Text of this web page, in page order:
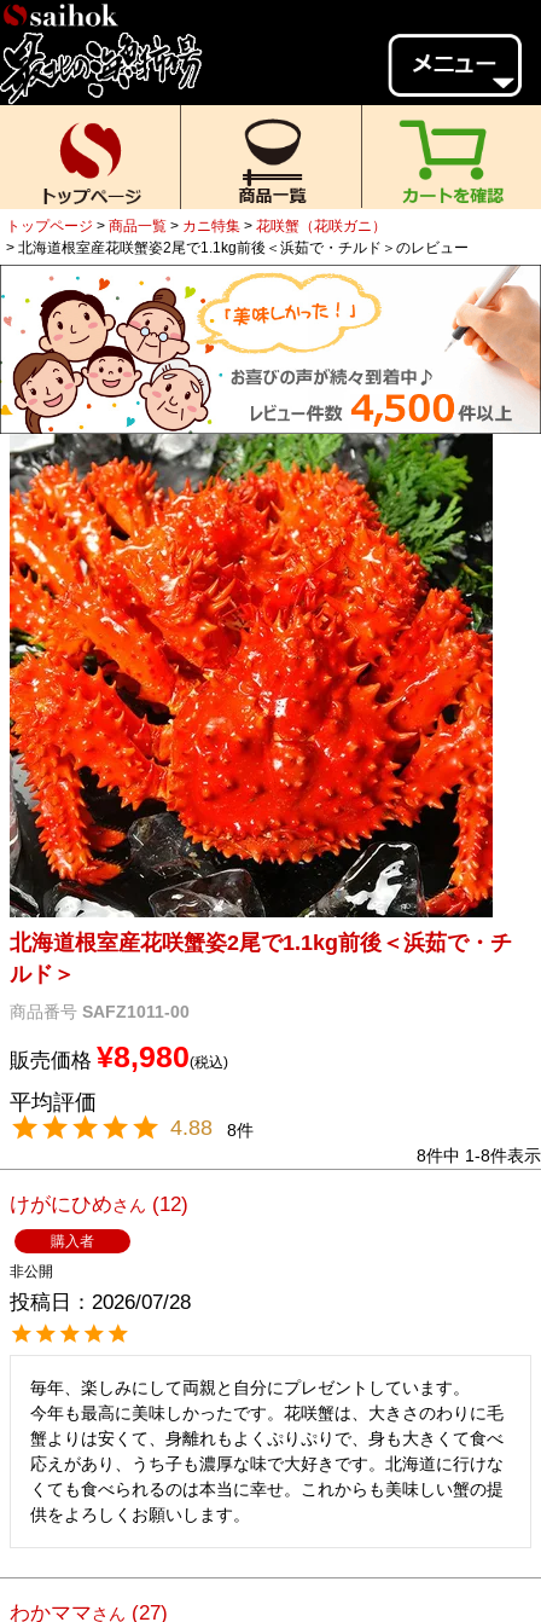
会員様メニュー
ゲスト
様、
いらっしゃいませ。
ご来店ありがとうございます。
新規会員登録 ログイン
MYページ MYクーポン
ポイント履歴
レビュー投稿 閲覧履歴
当店について
初めての方へ 送料・お支払い
返品について ご利用ガイド
メルマガ登録 お問合せ
特定商取引法表示 個人情報の取扱い
トップページ 商品一覧 カニ特集
花咲蟹（花咲ガニ）
北海道根室産花咲蟹姿2尾で1.1kg前後＜浜茹で・チルド＞のレビュー
北海道根室産花咲蟹姿2尾で1.1kg前後＜浜茹で・チ
ルド＞
商品番号 SAFZ1011-00
販売価格 ¥8,980 税込
4.88
8
8件中 1-8件表示
けがにひめ 12
購入者
非公開
投稿日 2026/07/28
毎年、楽しみにして両親と自分にプレゼントしています。
今年も最高に美味しかったです。花咲蟹は、大きさのわりに毛
蟹よりは安くて、身離れもよくぷりぷりで、身も大きくて食べ
応えがあり、うち子も濃厚な味で大好きです。北海道に行けな
くても食べられるのは本当に幸せ。これからも美味しい蟹の提
供をよろしくお願いします。
わかママ 27